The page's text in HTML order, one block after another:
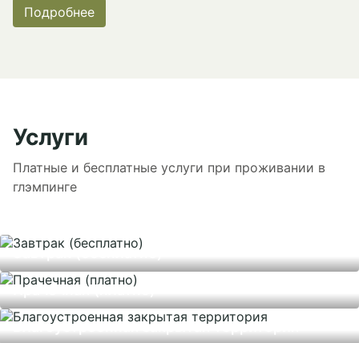
Подробнее
Услуги
Платные и бесплатные услуги при проживании в
глэмпинге
Завтрак (бесплатно)
Прачечная (платно)
Благоустроенная закрытая территория